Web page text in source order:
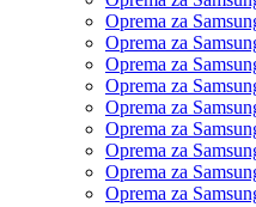
Oprema za
Oprema za
Oprema za
Oprema za
Oprema za
Oprema za
Oprema za
Oprema za
Oprema za